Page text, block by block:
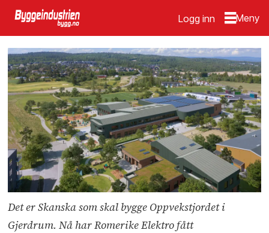
Logg inn
Det er Skanska som skal bygge Oppvekstjordet i
Gjerdrum. Nå har Romerike Elektro fått